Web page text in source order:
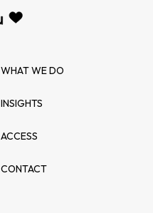
WHAT WE DO
INSIGHTS
ACCESS
CONTACT